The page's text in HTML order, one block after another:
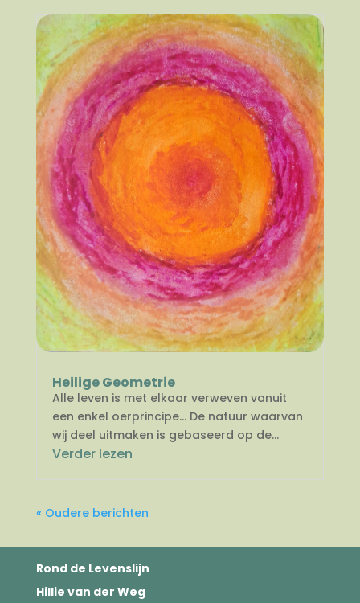
Heilige Geometrie
Alle leven is met elkaar verweven vanuit
een enkel oerprincipe… De natuur waarvan
wij deel uitmaken is gebaseerd op de...
Verder lezen
« Oudere berichten
Rond de Levenslijn
Hillie van der Weg